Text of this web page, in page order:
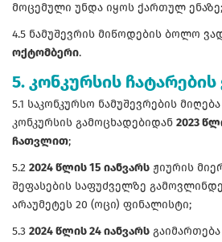
მოცემული უნდა იყოს ქართულ ენაზე;
4.5 ნამუშევრის მიწოდების ბოლო
ოქტომბერი.
5. კონკურსის ჩატარების
5.1 საკონკურსო ნამუშევრების
კონკურსის გამოცხადებიდან 2023
ჩათვლით;
5.2 2024 წლის 15 იანვარს ჟიურის
შეფასების საფუძველზე
არაუმეტეს 20 (ოცი) ფინალისტი;
5.3 2024 წლის 24 იანვარს